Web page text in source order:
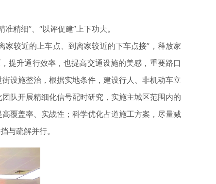
精细”、“以评促建”上下功夫。
较近的上车点、到离家较近的下车点接”，释放家
提升通行效率，也提高交通设施的美感，重要路口
设施整治，根据实地条件，建设行人、非机动车立
队开展精细化信号配时研究，实施主城区范围内的
覆盖率、实战性；科学优化占道施工方案，尽量减
与疏解并行。